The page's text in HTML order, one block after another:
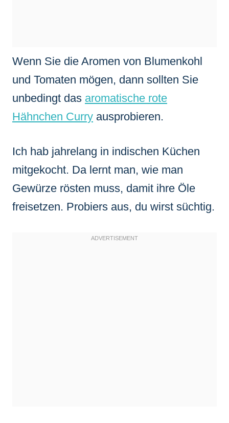
Wenn Sie die Aromen von Blumenkohl
und Tomaten mögen, dann sollten Sie
unbedingt das aromatische rote
Hähnchen Curry ausprobieren.
Ich hab jahrelang in indischen Küchen
mitgekocht. Da lernt man, wie man
Gewürze rösten muss, damit ihre Öle
freisetzen. Probiers aus, du wirst süchtig.